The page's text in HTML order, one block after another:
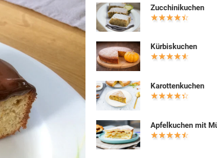
Zucchinikuchen
Kürbiskuchen
Karottenkuchen
Apfelkuchen mit